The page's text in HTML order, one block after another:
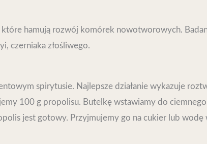
hamują rozwój komórek nowotworowych.
czerniaka złośliwego.
spirytusie. Najlepsze działanie wykazuje
100 g propolisu. Butelkę wstawiamy do
jest gotowy. Przyjmujemy go na cukier lub